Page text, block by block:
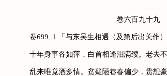
卷六百九十九
卷699_1 「与东吴生相遇（及第后出关作
十年身事各如萍，白首相逢泪满缨。老去不
乱来唯觉酒多情。贫疑陋巷春偏少，贵想豪